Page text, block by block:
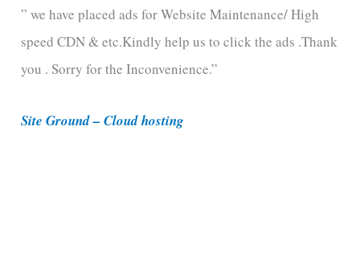
g
o
r
e
” we have placed ads for Website Maintenance/ High
speed CDN & etc.Kindly help us to click the ads .Thank
you . Sorry for the Inconvenience.”
Site Ground – Cloud hosting